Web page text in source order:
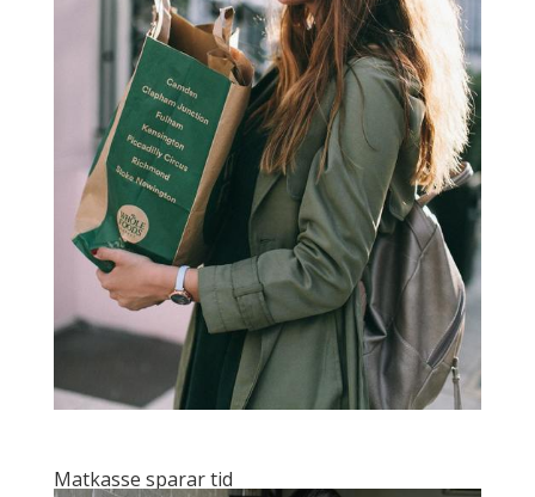
Matkasse sparar tid